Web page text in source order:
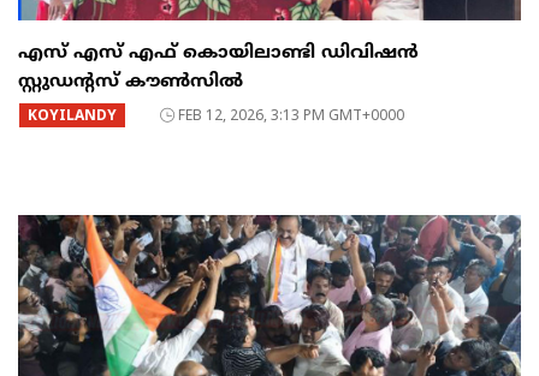
എസ് എസ് എഫ് കൊയിലാണ്ടി ഡിവിഷൻ
സ്റ്റുഡൻ്റസ് കൗൺസിൽ
KOYILANDY FEB 12, 2026, 3:13 PM GMT+0000